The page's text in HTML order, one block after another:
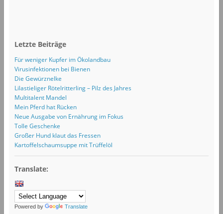
Letzte Beiträge
Für weniger Kupfer im Ökolandbau
Virusinfektionen bei Bienen
Die Gewürznelke
Lilastieliger Rötelritterling – Pilz des Jahres
Multitalent Mandel
Mein Pferd hat Rücken
Neue Ausgabe von Ernährung im Fokus
Tolle Geschenke
Großer Hund klaut das Fressen
Kartoffelschaumsuppe mit Trüffelöl
Translate:
Powered by Translate